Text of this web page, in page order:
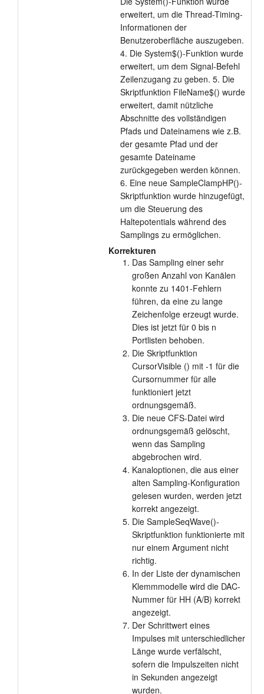
erweitert, um die Thread-Timing-
Informationen der
Benutzeroberfläche auszugeben.
4. Die System$()-Funktion wurde
erweitert, um dem Signal-Befehl
Zeilenzugang zu geben. 5. Die
Skriptfunktion FileName$() wurde
erweitert, damit nützliche
Abschnitte des vollständigen
Pfads und Dateinamens wie z.B.
der gesamte Pfad und der
gesamte Dateiname
zurückgegeben werden können.
6. Eine neue SampleClampHP()-
Skriptfunktion wurde hinzugefügt,
um die Steuerung des
Haltepotentials während des
Samplings zu ermöglichen.
Korrekturen
Das Sampling einer sehr
großen Anzahl von Kanälen
konnte zu 1401-Fehlern
führen, da eine zu lange
Zeichenfolge erzeugt wurde.
Dies ist jetzt für 0 bis n
Portlisten behoben.
Die Skriptfunktion
CursorVisible () mit -1 für die
Cursornummer für alle
funktioniert jetzt
ordnungsgemäß.
Die neue CFS-Datei wird
ordnungsgemäß gelöscht,
wenn das Sampling
abgebrochen wird.
Kanaloptionen, die aus einer
alten Sampling-Konfiguration
gelesen wurden, werden jetzt
korrekt angezeigt.
Die SampleSeqWave()-
Skriptfunktion funktionierte mit
nur einem Argument nicht
richtig.
In der Liste der dynamischen
Klemmmodelle wird die DAC-
Nummer für HH (A/B) korrekt
angezeigt.
Der Schrittwert eines
Impulses mit unterschiedlicher
Länge wurde verfälscht,
sofern die Impulszeiten nicht
in Sekunden angezeigt
wurden.